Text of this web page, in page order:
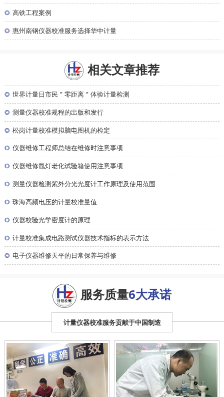
◎ 高铁工程案例
◎ 惠州南钢仪器校准服务选择华中计量
相关文章推荐
◎ 世界计量日市民＂零距离＂体验计量检测
◎ 测量仪器校准规程的出版和发行
◎ 松岗计量校准模拟脑电图机的检定
◎ 仪器维修工程师总结在维修时注意事项
◎ 仪器维修氙灯老化试验箱使用注意事项
◎ 测量仪器检测紫外分光光度计工作原理及使用范围
◎ 珠海高频电压的计量校准量值
◎ 仪器校验光学密度计的原理
◎ 计量校准集成电路测试仪器技术指标的表示方法
◎ 电子仪器维修天平的日常保养与维修
服务质量6大承诺
计量仪器校准服务贡献于中国制造